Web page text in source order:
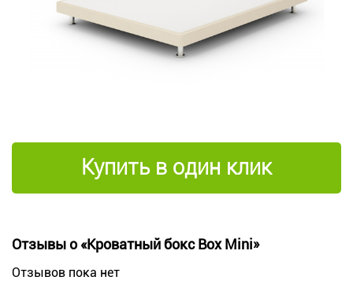
Купить в один клик
Отзывы о «Кроватный бокс Box Mini»
Отзывов пока нет